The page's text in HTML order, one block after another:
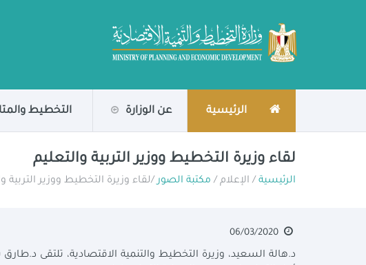
الرئيسية عن الوزارة التخطيط
لقاء وزيرة التخطيط ووزير التربية والتعليم
الرئيسية / الإعلام / مكتبة الصور/لقاء وزيرة التخطيط ووزير التربية
د.هالة السعيد، وزيرة التخطيط والتنمية الاقتصادية، تلتقى